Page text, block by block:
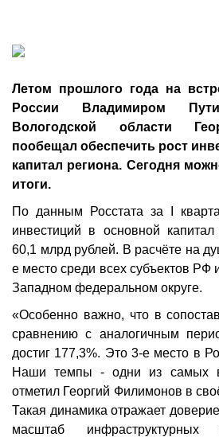
Летом прошлого года на
России Владимиром
Вологодской области
пообещал обеспечить рост
капитал региона. Сегодня
итоги.
По данным Росстата за I
инвестиций в основной
60,1 млрд рублей. В расчёте на
е место среди всех субъектов РФ
Западном федеральном округе.
«Особенно важно, что в
сравнению с аналогичным
достиг 177,3%. Это 3-е место в
Наши темпы - одни из самых
отметил Георгий Филимонов в
Такая динамика отражает
масштаб